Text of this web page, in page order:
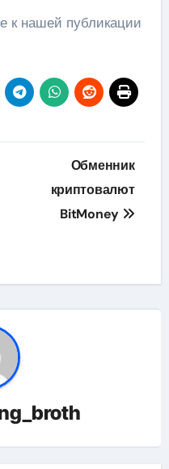
к нашей публикации
Обменник
криптовалют
BitMoney